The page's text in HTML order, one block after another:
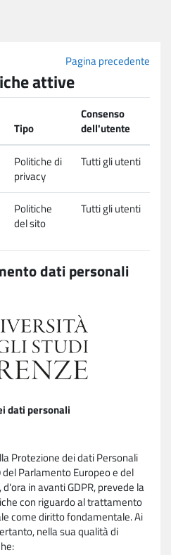
Pagina precedente
attive
Tipo
Consenso
dell'utente
Politiche di
privacy
Tutti gli utenti
Politiche
del sito
Tutti gli utenti
dati personali
dati personali
Protezione dei dati Personali
Parlamento Europeo e del
in avanti GDPR, prevede la
con riguardo al trattamento
come diritto fondamentale. Ai
nella sua qualità di